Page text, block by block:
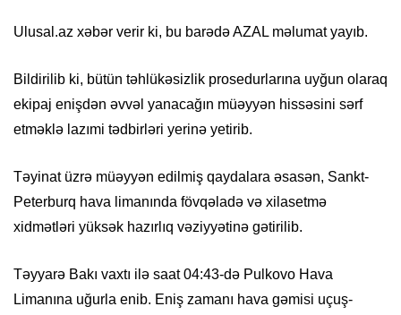
Ulusal.az xəbər verir ki, bu barədə AZAL məlumat yayıb.
Bildirilib ki, bütün təhlükəsizlik prosedurlarına uyğun olaraq
ekipaj enişdən əvvəl yanacağın müəyyən hissəsini sərf
etməklə lazımi tədbirləri yerinə yetirib.
Təyinat üzrə müəyyən edilmiş qaydalara əsasən, Sankt-
Peterburq hava limanında fövqəladə və xilasetmə
xidmətləri yüksək hazırlıq vəziyyətinə gətirilib.
Təyyarə Bakı vaxtı ilə saat 04:43-də Pulkovo Hava
Limanına uğurla enib. Eniş zamanı hava gəmisi uçuş-